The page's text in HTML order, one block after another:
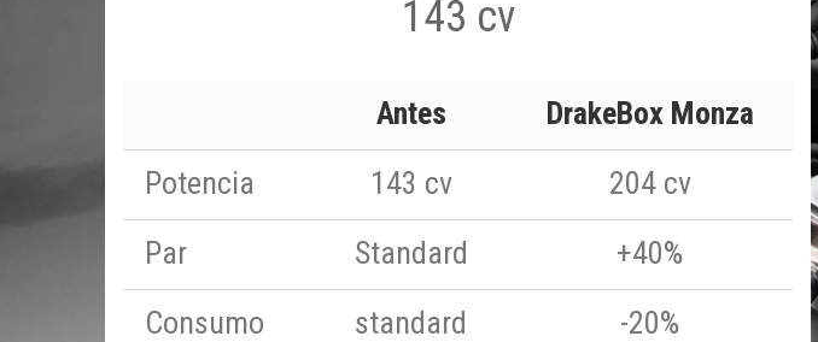
143 cv
Antes
DrakeBox Monza
Potencia
143 cv
204 cv
Par
Standard
+40%
Consumo
standard
-20%